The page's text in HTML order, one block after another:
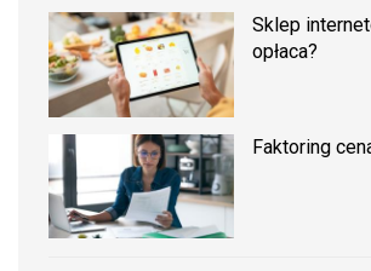
Sklep
opłaca?
Faktoring